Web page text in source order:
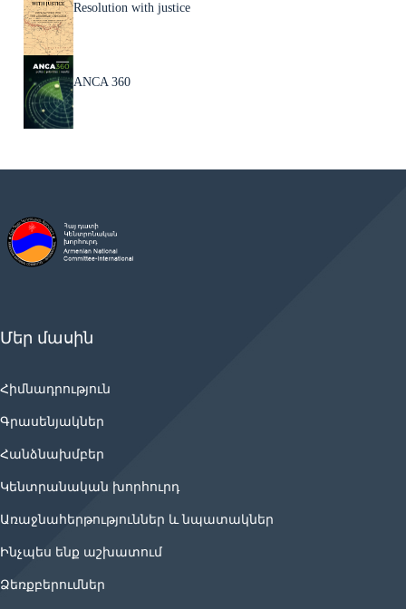
Resolution with justice
ANCA 360
Մեր մասին
Հիմնադրություն
Գրասենյակներ
Հանձնախմբեր
Կենտրանական խորհուրդ
Առաջնահերթություններ և նպատակներ
Ինչպես ենք աշխատում
Ձեռքբերումներ